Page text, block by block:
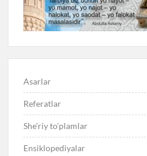
Asarlar
Referatlar
She’riy to’plamlar
Ensiklopediyalar